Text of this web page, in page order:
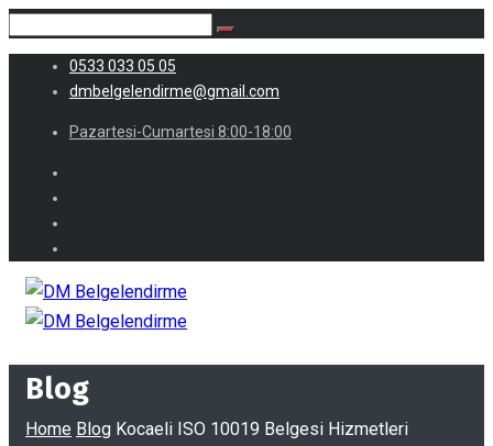
0533 033 05 05
dmbelgelendirme@gmail.com
Pazartesi-Cumartesi 8:00-18:00
Blog
Home Blog Kocaeli ISO 10019 Belgesi Hizmetleri